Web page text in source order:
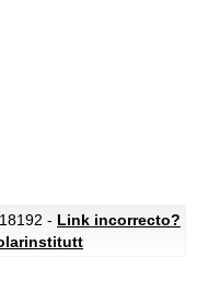
18192 - Link incorrecto?